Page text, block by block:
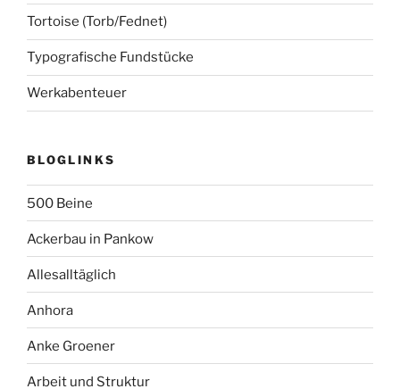
Tortoise (Torb/Fednet)
Typografische Fundstücke
Werkabenteuer
BLOGLINKS
500 Beine
Ackerbau in Pankow
Allesalltäglich
Anhora
Anke Groener
Arbeit und Struktur